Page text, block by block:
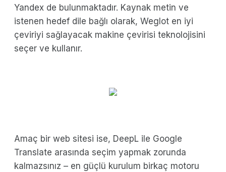
Yandex de bulunmaktadır. Kaynak metin ve
istenen hedef dile bağlı olarak, Weglot en iyi
çeviriyi sağlayacak makine çevirisi teknolojisini
seçer ve kullanır.
Amaç bir web sitesi ise, DeepL ile Google
Translate arasında seçim yapmak zorunda
kalmazsınız – en güçlü kurulum birkaç motoru